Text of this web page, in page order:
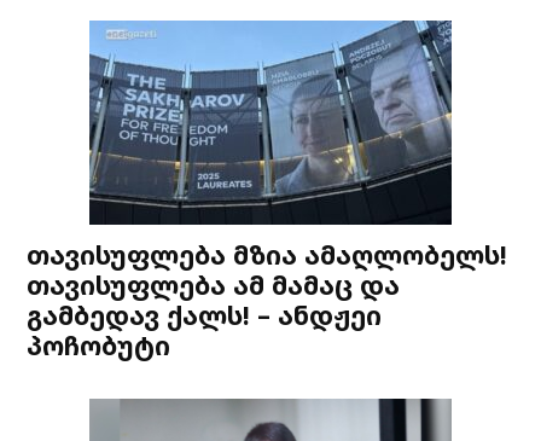
თავისუფლება მზია ამაღლობელს!
თავისუფლება ამ მამაც და
გამბედავ ქალს! – ანდჟეი
პოჩობუტი